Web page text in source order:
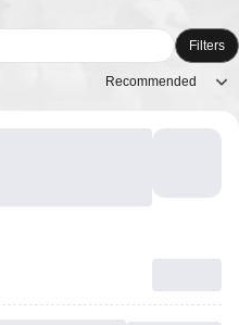
Filters
Recommended